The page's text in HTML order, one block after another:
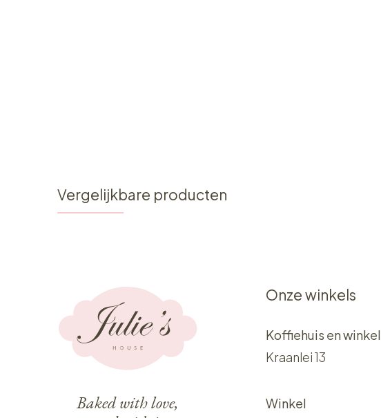
Vergelijkbare producten
Baked with love,
Onze winkels
Koffiehuis en winkel
Kraanlei 13
Winkel